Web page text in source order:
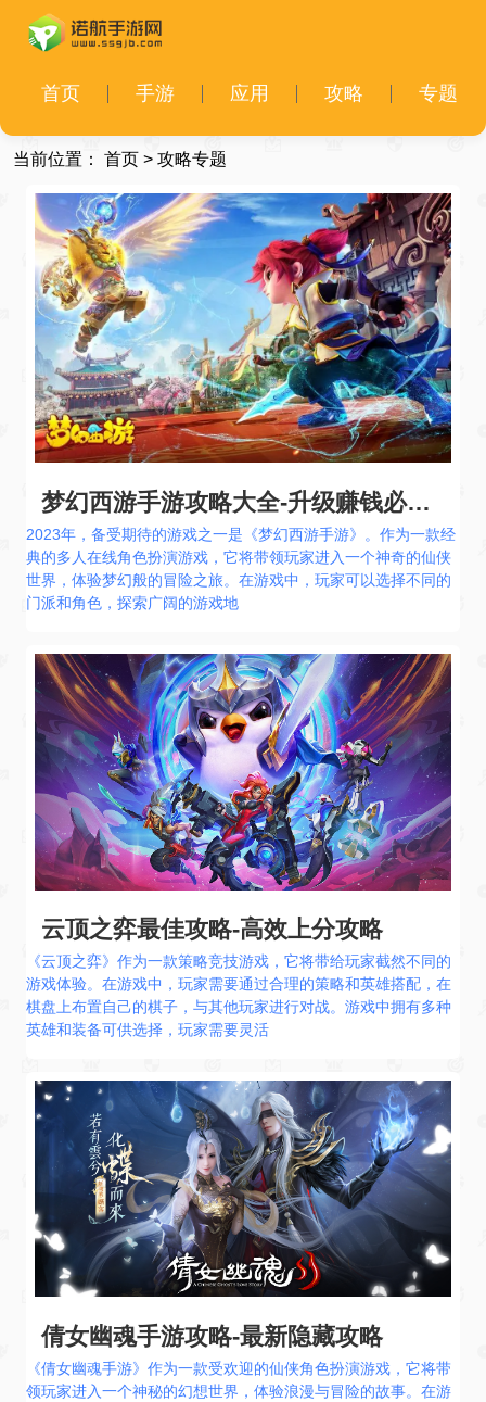
首页 手游 应用 攻略 专题
当前位置： 首页> 攻略专题
梦幻西游手游攻略大全-升级赚钱必看秘籍
2023年，备受期待的游戏之一是《梦幻西游手游》。作为一款经
典的多人在线角色扮演游戏，它将带领玩家进入一个神奇的仙侠
世界，体验梦幻般的冒险之旅。在游戏中，玩家可以选择不同的
门派和角色，探索广阔的游戏地
云顶之弈最佳攻略-高效上分攻略
《云顶之弈》作为一款策略竞技游戏，它将带给玩家截然不同的
游戏体验。在游戏中，玩家需要通过合理的策略和英雄搭配，在
棋盘上布置自己的棋子，与其他玩家进行对战。游戏中拥有多种
英雄和装备可供选择，玩家需要灵活
倩女幽魂手游攻略-最新隐藏攻略
《倩女幽魂手游》作为一款受欢迎的仙侠角色扮演游戏，它将带
领玩家进入一个神秘的幻想世界，体验浪漫与冒险的故事。在游